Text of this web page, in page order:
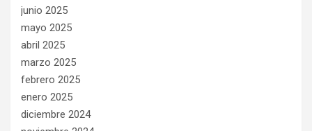
junio 2025
mayo 2025
abril 2025
marzo 2025
febrero 2025
enero 2025
diciembre 2024